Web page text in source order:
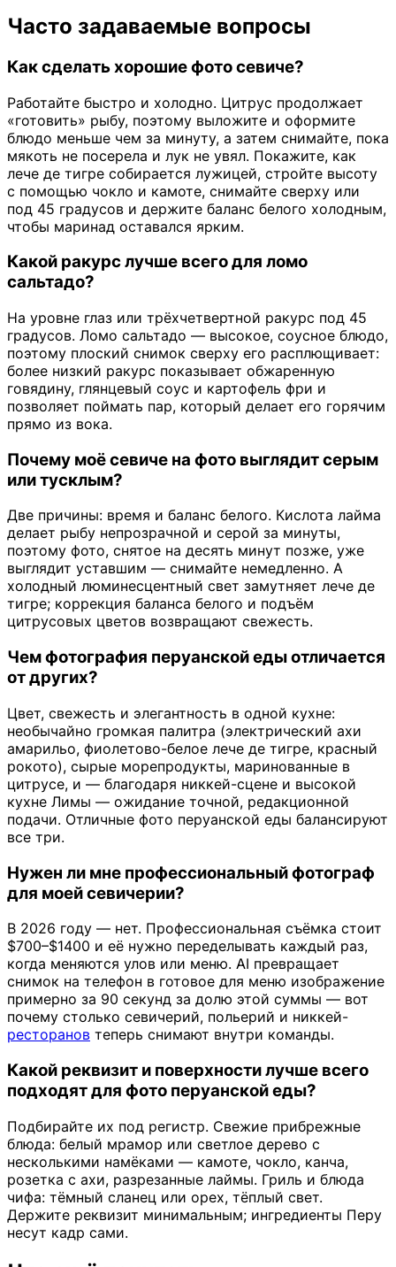
Часто задаваемые вопросы
Как сделать хорошие фото севиче?
Работайте быстро и холодно. Цитрус продолжает
«готовить» рыбу, поэтому выложите и оформите
блюдо меньше чем за минуту, а затем снимайте, пока
мякоть не посерела и лук не увял. Покажите, как
лече де тигре собирается лужицей, стройте высоту
с помощью чокло и камоте, снимайте сверху или
под 45 градусов и держите баланс белого холодным,
чтобы маринад оставался ярким.
Какой ракурс лучше всего для ломо
сальтадо?
На уровне глаз или трёхчетвертной ракурс под 45
градусов. Ломо сальтадо — высокое, соусное блюдо,
поэтому плоский снимок сверху его расплющивает:
более низкий ракурс показывает обжаренную
говядину, глянцевый соус и картофель фри и
позволяет поймать пар, который делает его горячим
прямо из вока.
Почему моё севиче на фото выглядит серым
или тусклым?
Две причины: время и баланс белого. Кислота лайма
делает рыбу непрозрачной и серой за минуты,
поэтому фото, снятое на десять минут позже, уже
выглядит уставшим — снимайте немедленно. А
холодный люминесцентный свет замутняет лече де
тигре; коррекция баланса белого и подъём
цитрусовых цветов возвращают свежесть.
Чем фотография перуанской еды отличается
от других?
Цвет, свежесть и элегантность в одной кухне:
необычайно громкая палитра (электрический ахи
амарильо, фиолетово-белое лече де тигре, красный
рокото), сырые морепродукты, маринованные в
цитрусе, и — благодаря никкей-сцене и высокой
кухне Лимы — ожидание точной, редакционной
подачи. Отличные фото перуанской еды балансируют
все три.
Нужен ли мне профессиональный фотограф
для моей севичерии?
В 2026 году — нет. Профессиональная съёмка стоит
$700–$1400 и её нужно переделывать каждый раз,
когда меняются улов или меню. AI превращает
снимок на телефон в готовое для меню изображение
примерно за 90 секунд за долю этой суммы — вот
почему столько севичерий, польерий и никкей-
ресторанов теперь снимают внутри команды.
Какой реквизит и поверхности лучше всего
подходят для фото перуанской еды?
Подбирайте их под регистр. Свежие прибрежные
блюда: белый мрамор или светлое дерево с
несколькими намёками — камоте, чокло, канча,
розетка с ахи, разрезанные лаймы. Гриль и блюда
чифа: тёмный сланец или орех, тёплый свет.
Держите реквизит минимальным; ингредиенты Перу
несут кадр сами.